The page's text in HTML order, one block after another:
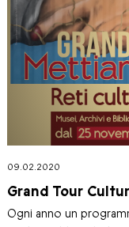
09.02.2020
Grand Tour
Ogni anno un